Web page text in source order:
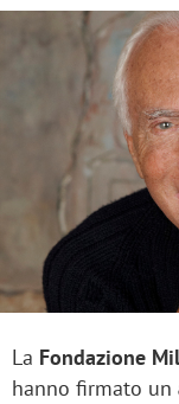
La Fondazione
hanno firmato un